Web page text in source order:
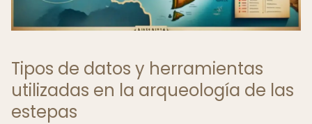
Tipos de datos y herramientas
utilizadas en la arqueología de las
estepas